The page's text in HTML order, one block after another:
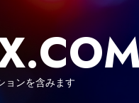
ョンを含みます